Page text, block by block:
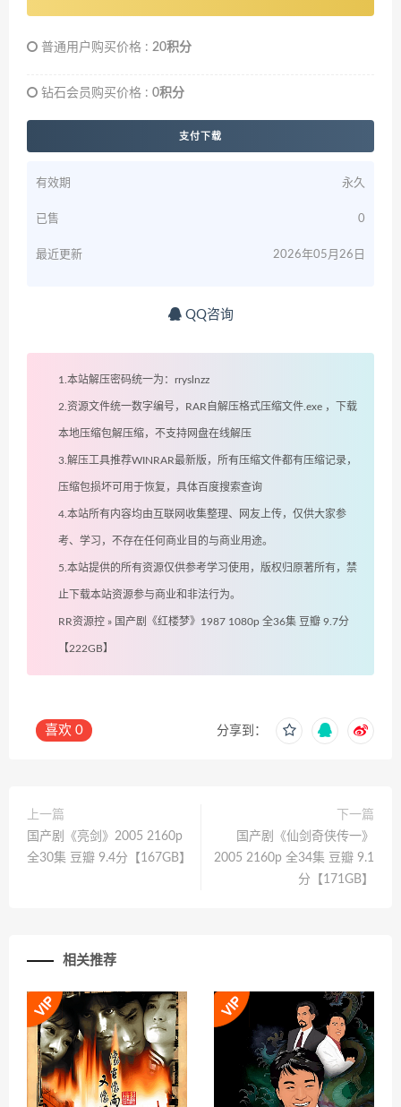
普通用户购买价格 : 20积分
钻石会员购买价格 : 0积分
支付下载
有效期 永久
已售 0
最近更新 2026年05月26日
QQ咨询
1.本站解压密码统一为：rryslnzz
2.资源文件统一数字编号，RAR自解压格式压缩文件.exe ，下载
本地压缩包解压缩，不支持网盘在线解压
3.解压工具推荐WINRAR最新版，所有压缩文件都有压缩记录，
压缩包损坏可用于恢复，具体百度搜索查询
4.本站所有内容均由互联网收集整理、网友上传，仅供大家参
考、学习，不存在任何商业目的与商业用途。
5.本站提供的所有资源仅供参考学习使用，版权归原著所有，禁
止下载本站资源参与商业和非法行为。
RR资源控 » 国产剧《红楼梦》1987 1080p 全36集 豆瓣 9.7分
【222GB】
喜欢 0 分享到：
上一篇
国产剧《亮剑》2005 2160p
全30集 豆瓣 9.4分【167GB】
下一篇
国产剧《仙剑奇侠传一》
2005 2160p 全34集 豆瓣 9.1
分【171GB】
相关推荐